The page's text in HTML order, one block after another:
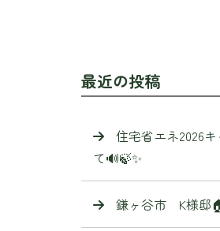
最近の投稿
住宅省エネ2026
て🔊🍃✨
鎌ヶ谷市 K様邸